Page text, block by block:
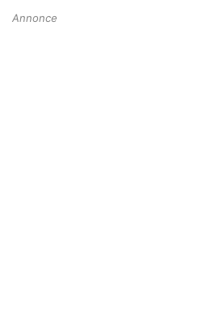
Annonce